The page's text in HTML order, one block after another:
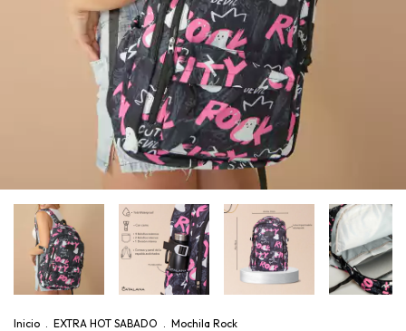
Inicio . EXTRA HOT SABADO . Mochila Rock